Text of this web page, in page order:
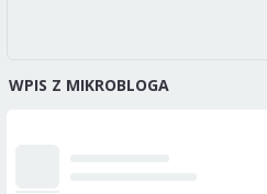
WPIS Z MIKROBLOGA